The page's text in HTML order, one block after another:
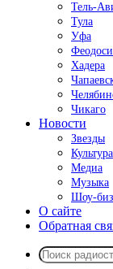
Тель-
Тула
Уфа
Хадера
Чикаго
Новости
Звезды
Культура
Медиа
Музыка
Шоу-
О сайте
Обратная